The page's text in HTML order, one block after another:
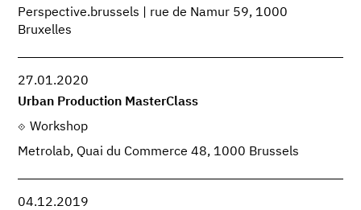
Perspective.brussels | rue de Namur 59, 1000
Bruxelles
27.01.2020
Urban Production MasterClass
Workshop
Metrolab, Quai du Commerce 48, 1000 Brussels
04.12.2019